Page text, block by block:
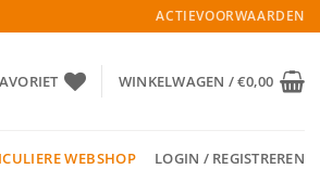
ACTIEVOORWAARDEN
WINKELWAGEN /€0,00
WEBSHOP LOGIN / REGISTREREN